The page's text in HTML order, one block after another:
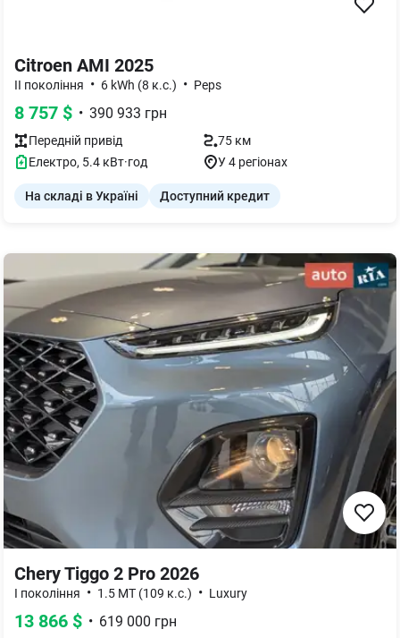
Citroen AMI 2025
II покоління • 6 kWh (8 к.с.) • Peps
8 757 $ • 390 933 грн
Передній привід
75 км
Електро, 5.4 кВт·год У 4 регіонах
На складі в Україні Доступний кредит
Chery Tiggo 2 Pro 2026
I покоління • 1.5 MT (109 к.с.) • Luxury
13 866 $ • 619 000 грн